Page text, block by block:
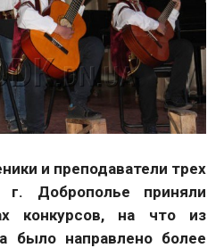
и преподаватели трех
Доброполье приняли
конкурсов, на что из
было направлено более